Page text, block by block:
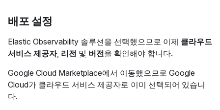
배포 설정
Elastic Observability 솔루션을 선택했으므로 이제 클라우드
서비스 제공자, 리전 및 버전을 확인해야 합니다.
Google Cloud Marketplace에서 이동했으므로 Google
Cloud가 클라우드 서비스 제공자로 이미 선택되어 있습니
다.